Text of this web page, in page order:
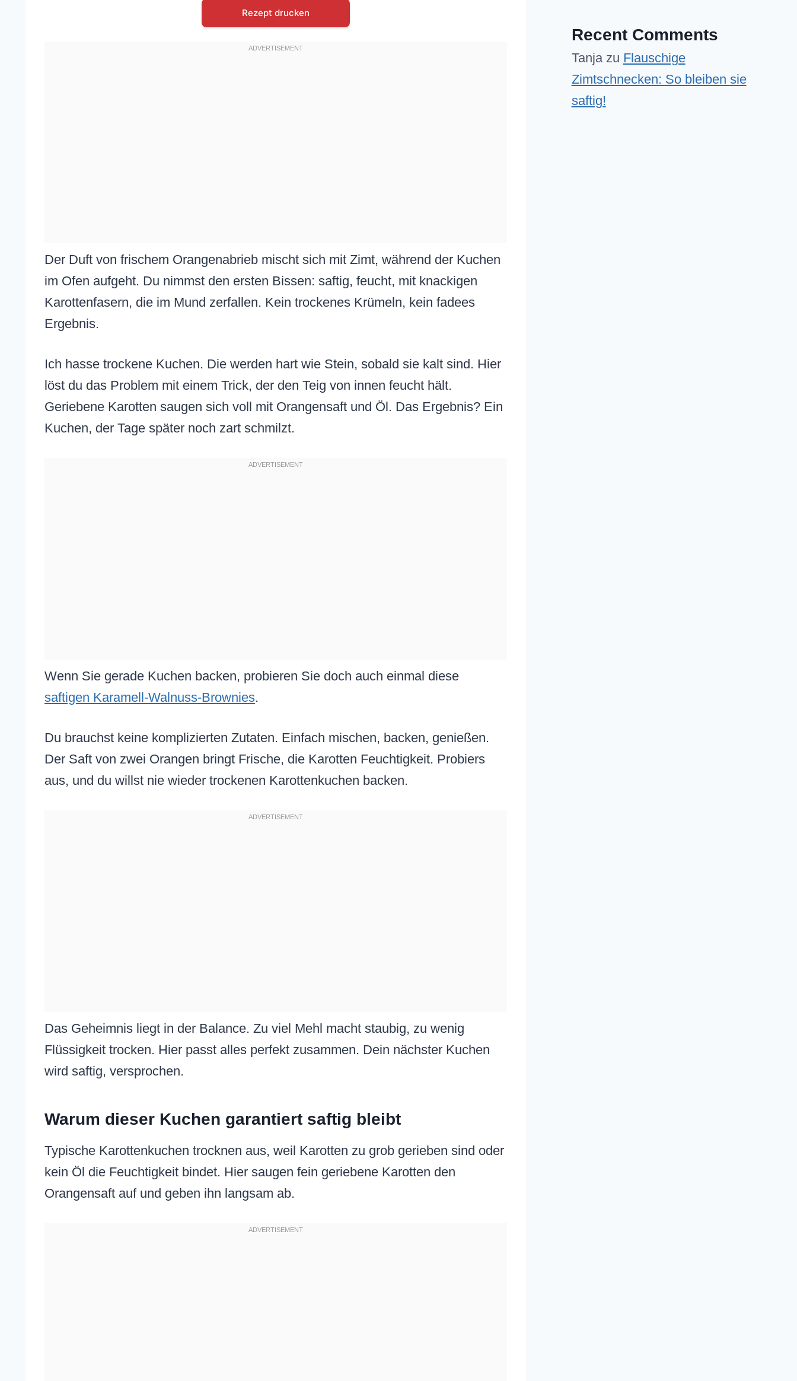
Rezept drucken
Der Duft von frischem Orangenabrieb mischt sich mit Zimt, während der Kuchen
im Ofen aufgeht. Du nimmst den ersten Bissen: saftig, feucht, mit knackigen
Karottenfasern, die im Mund zerfallen. Kein trockenes Krümeln, kein fadees
Ergebnis.
Ich hasse trockene Kuchen. Die werden hart wie Stein, sobald sie kalt sind. Hier
löst du das Problem mit einem Trick, der den Teig von innen feucht hält.
Geriebene Karotten saugen sich voll mit Orangensaft und Öl. Das Ergebnis? Ein
Kuchen, der Tage später noch zart schmilzt.
Wenn Sie gerade Kuchen backen, probieren Sie doch auch einmal diese
saftigen Karamell-Walnuss-Brownies.
Du brauchst keine komplizierten Zutaten. Einfach mischen, backen, genießen.
Der Saft von zwei Orangen bringt Frische, die Karotten Feuchtigkeit. Probiers
aus, und du willst nie wieder trockenen Karottenkuchen backen.
Das Geheimnis liegt in der Balance. Zu viel Mehl macht staubig, zu wenig
Flüssigkeit trocken. Hier passt alles perfekt zusammen. Dein nächster Kuchen
wird saftig, versprochen.
Warum dieser Kuchen garantiert saftig bleibt
Typische Karottenkuchen trocknen aus, weil Karotten zu grob gerieben sind oder
kein Öl die Feuchtigkeit bindet. Hier saugen fein geriebene Karotten den
Orangensaft auf und geben ihn langsam ab.
Recent Comments
Tanjazu Flauschige
Zimtschnecken: So bleiben sie
saftig!